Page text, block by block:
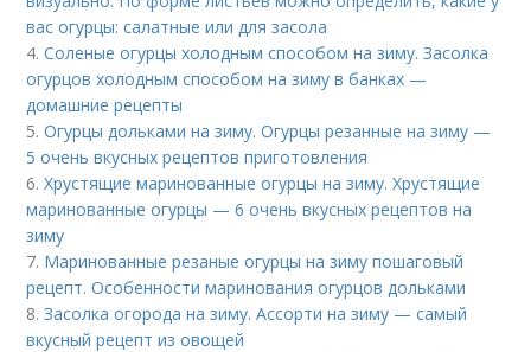
вас огурцы: салатные или для засола
4.Соленые огурцы холодным способом на зиму. Засолка
огурцов холодным способом на зиму в банках —
домашние рецепты
5.Огурцы дольками на зиму. Огурцы резанные на зиму —
5 очень вкусных рецептов приготовления
6.Хрустящие маринованные огурцы на зиму. Хрустящие
маринованные огурцы — 6 очень вкусных рецептов на
зиму
7. Маринованные резаные огурцы на зиму пошаговый
рецепт. Особенности маринования огурцов дольками
8.Засолка огорода на зиму. Ассорти на зиму — самый
вкусный рецепт из овощей